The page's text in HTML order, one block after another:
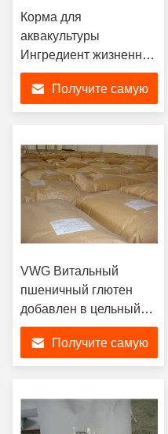
Корма для
аквакультуры
Ингредиент жизненно
важный Пшеничный
глютен в порошке, 75
% мини-белок
Получите самую
VWG Витальный
пшеничный глютен
добавлен в цельный
пшеничный хлеб
ржаный хлеб овсяная
мука хлеб
Получите самую